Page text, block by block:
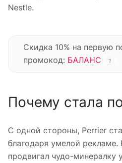
Nestle.
Скидка 10% на первую
промокод: БАЛАНС ?
Почему стала
С одной стороны, Perrier
благодаря умелой
продвигал чудо-минералку